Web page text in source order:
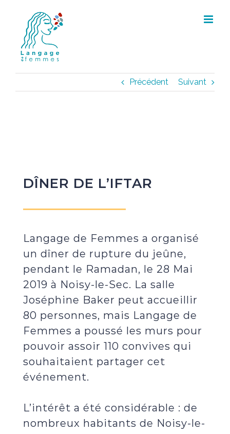
content
Précédent Suivant
DÎNER DE L’IFTAR
Langage de Femmes a organisé
un dîner de rupture du jeûne,
pendant le Ramadan, le 28 Mai
2019 à Noisy-le-Sec. La salle
Joséphine Baker peut accueillir
80 personnes, mais Langage de
Femmes a poussé les murs pour
pouvoir assoir 110 convives qui
souhaitaient partager cet
événement.
L’intérêt a été considérable : de
nombreux habitants de Noisy-le-